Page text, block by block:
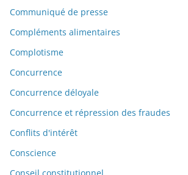
Communiqué de presse
Compléments alimentaires
Complotisme
Concurrence
Concurrence déloyale
Concurrence et répression des fraudes
Conflits d'intérêt
Conscience